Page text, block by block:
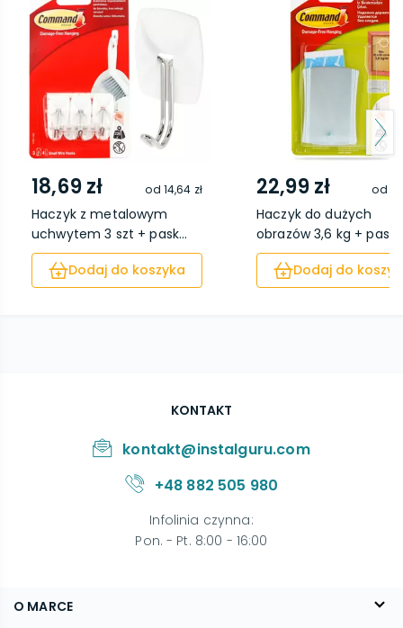
18,69 zł od 14,64 zł
Haczyk z metalowym
uchwytem 3 szt + pask...
Dodaj do koszyka
22,99 zł od
Haczyk do dużych
obrazów 3,6 kg + paski
Dodaj do
O MARCE
KONTAKT
kontakt@instalguru.com
+48 882 505 980
Infolinia czynna:
Pon. - Pt. 8:00 - 16:00